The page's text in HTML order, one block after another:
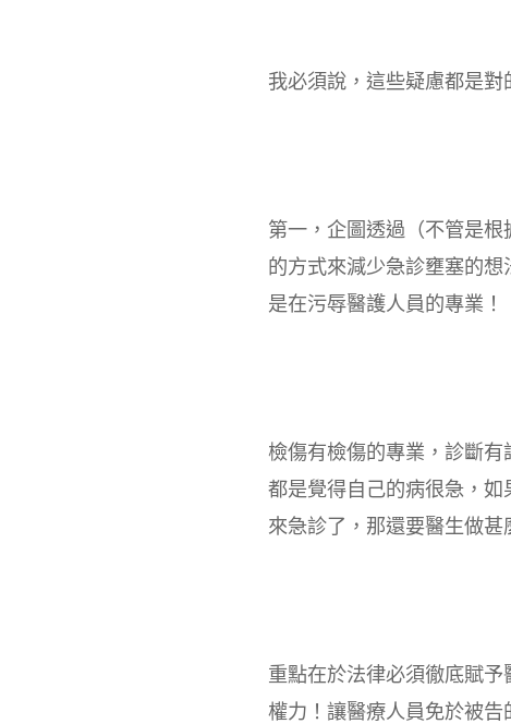
我必須說，這些疑慮都是對
第一，企圖透過（不管是
的方式來減少急診壅塞的
是在污辱醫護人員的專業！
檢傷有檢傷的專業，診斷
都是覺得自己的病很急，
來急診了，那還要醫生做甚
重點在於法律必須徹底賦
權力！讓醫療人員免於被告